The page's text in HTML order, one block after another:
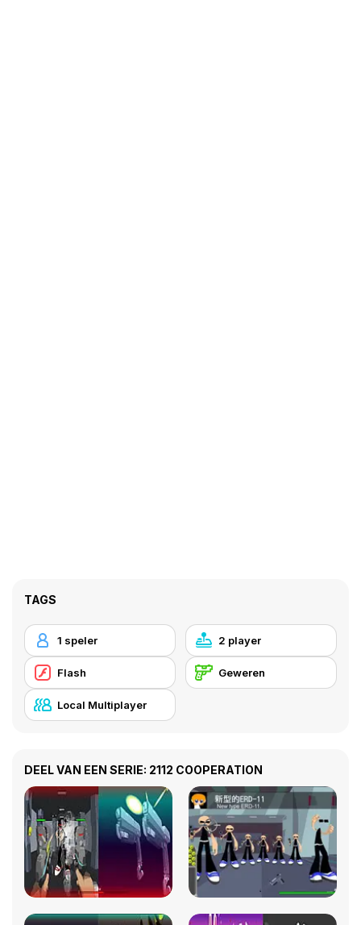
TAGS
1 speler 2 player
Flash Geweren
Local Multiplayer
DEEL VAN EEN SERIE: 2112 COOPERATION